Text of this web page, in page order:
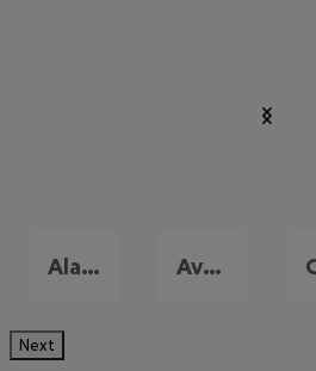
Alanya Avsallar
Next